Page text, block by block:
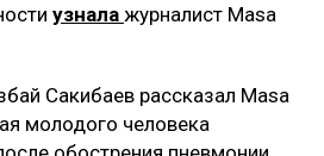
узнала журналист Masa
Сакибаев рассказал Masa
молодого человека